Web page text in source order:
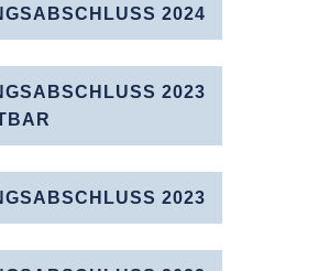
2024
2023
2023